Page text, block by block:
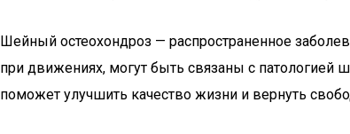
Шейный остеохондроз — распространенное
при движениях, могут быть связаны с патологией
поможет улучшить качество жизни и вернуть